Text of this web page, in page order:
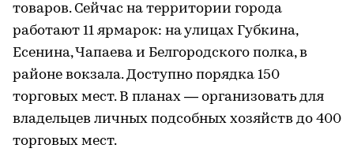
товаров. Сейчас на территории города
работают 11 ярмарок: на улицах Губкина,
Есенина, Чапаева и Белгородского полка, в
районе вокзала. Доступно порядка 150
торговых мест. В планах — организовать для
владельцев личных подсобных хозяйств до 400
торговых мест.